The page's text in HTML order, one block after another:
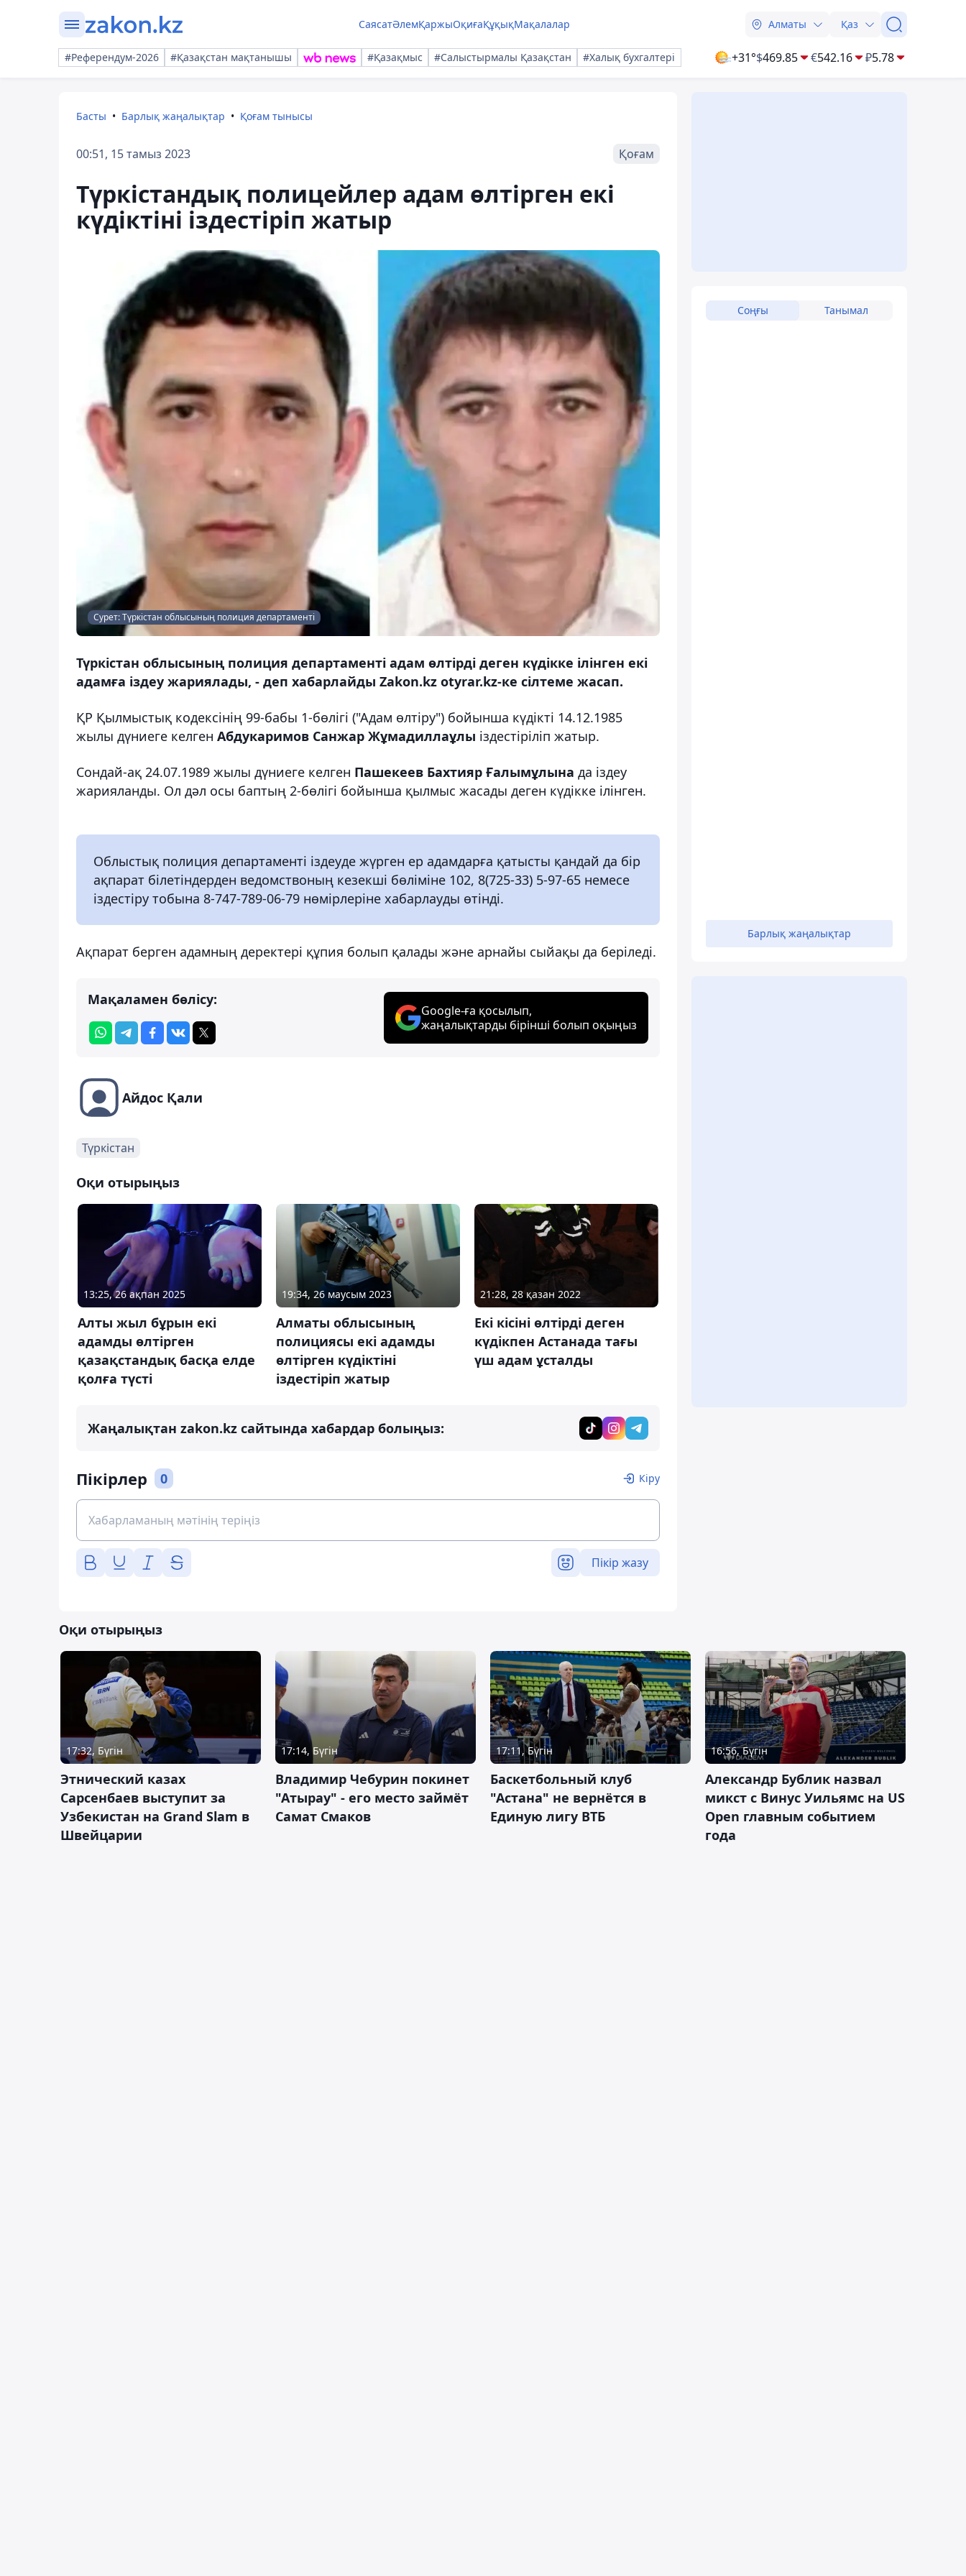
СаясатӘлемҚаржыОқиғаҚұқықМақалалар Алматы Қаз
#Референдум-2026 #Қазақстан мақтанышы #Қазақмыс #Салыстырмалы Қазақстан #Халық бухгалтері +31°$469.85 €542.16 ₽5.78
Басты Барлық жаңалықтар Қоғам тынысы
00:51, 15 тамыз 2023 Қоғам
Түркістандық полицейлер адам өлтірген екі
күдіктіні іздестіріп жатыр
Сурет: Түркістан облысының полиция департаменті
Түркістан облысының полиция департаменті адам өлтірді деген күдікке ілінген екі
адамға іздеу жариялады, - деп хабарлайды Zakon.kz otyrar.kz-ке сілтеме жасап.
ҚР Қылмыстық кодексінің 99-бабы 1-бөлігі ("Адам өлтіру") бойынша күдікті 14.12.1985
жылы дүниеге келген Абдукаримов Санжар Жұмадиллаұлы іздестіріліп жатыр.
Сондай-ақ 24.07.1989 жылы дүниеге келген Пашекеев Бахтияр Ғалымұлына да іздеу
жарияланды. Ол дәл осы баптың 2-бөлігі бойынша қылмыс жасады деген күдікке ілінген.
Облыстық полиция департаменті іздеуде жүрген ер адамдарға қатысты қандай да бір
ақпарат білетіндерден ведомствоның кезекші бөліміне 102, 8(725-33) 5-97-65 немесе
іздестіру тобына 8-747-789-06-79 нөмірлеріне хабарлауды өтінді.
Ақпарат берген адамның деректері құпия болып қалады және арнайы сыйақы да беріледі.
Мақаламен бөлісу:
Google-ға қосылып,
жаңалықтарды бірінші болып оқыңыз
Айдос Қали
Түркістан
Оқи отырыңыз
13:25, 26 ақпан 2025
Алты жыл бұрын екі
адамды өлтірген
қазақстандық басқа елде
қолға түсті
19:34, 26 маусым 2023
Алматы облысының
полициясы екі адамды
өлтірген күдіктіні
іздестіріп жатыр
21:28, 28 қазан 2022
Екі кісіні өлтірді деген
күдікпен Астанада тағы
үш адам ұсталды
Жаңалықтан zakon.kz сайтында хабардар болыңыз:
Пікірлер 0 Кіру
Пікір жазу
Соңғы Танымал
Барлық жаңалықтар
Оқи отырыңыз
17:32, Бүгін
Этнический казах
Сарсенбаев выступит за
Узбекистан на Grand Slam в
Швейцарии
17:14, Бүгін
Владимир Чебурин покинет
"Атырау" - его место займёт
Самат Смаков
17:11, Бүгін
Баскетбольный клуб
"Астана" не вернётся в
Единую лигу ВТБ
16:56, Бүгін
Александр Бублик назвал
микст с Винус Уильямс на US
Open главным событием
года